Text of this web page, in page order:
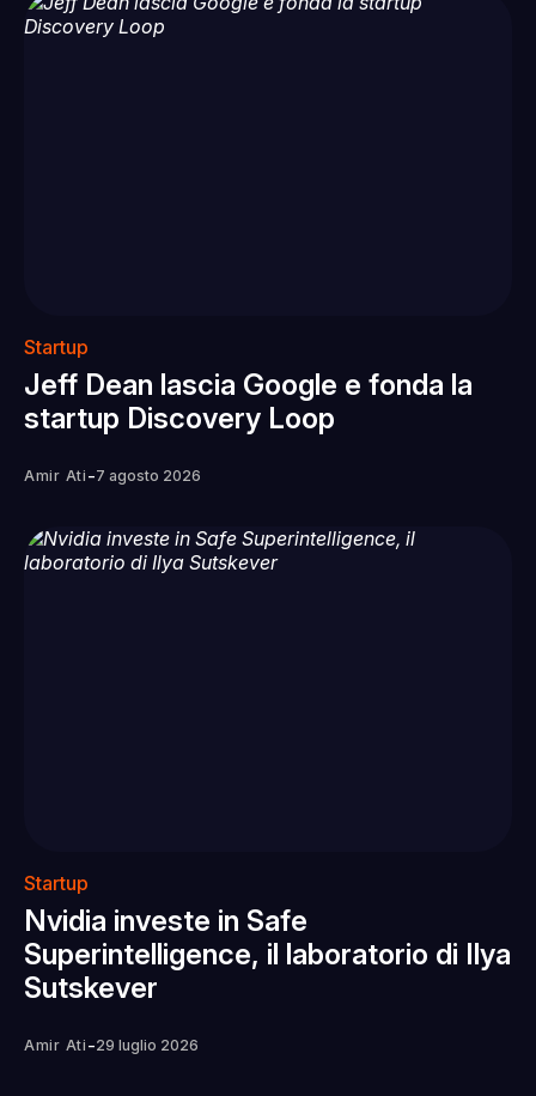
Startup
Jeff Dean lascia Google e fonda la
startup Discovery Loop
Amir Ati -7 agosto 2026
Startup
Nvidia investe in Safe
Superintelligence, il laboratorio di Ilya
Sutskever
Amir Ati -29 luglio 2026